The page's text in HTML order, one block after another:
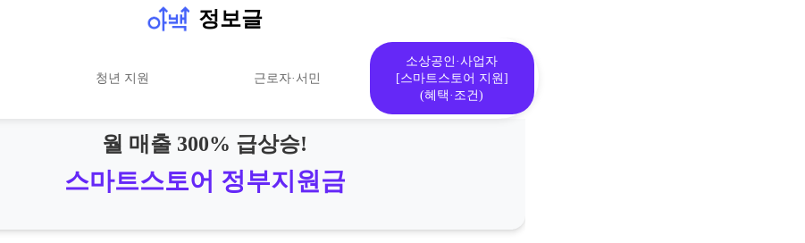
정보글
청년 지원 근로자·서민
소상공인·사업자
[스마트스토어 지원]
(혜택·조건)
월 매출 300% 급상승!
스마트스토어 정부지원금